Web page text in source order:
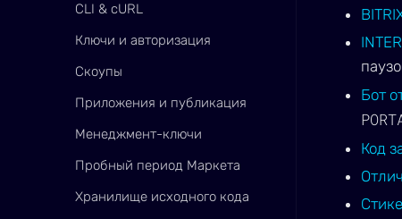
CLI & cURL
Ключи и авторизация
Скоупы
Приложения и публикация
Менеджмент-ключи
Пробный период Маркета
Хранилище исходного кода
Бот
Код